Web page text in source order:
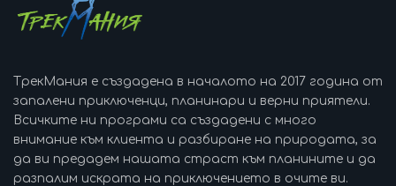
ТрекМания е създадена в началото на 2017 година от
запалени приключенци, планинари и верни приятели.
Всичките ни програми са създадени с много
внимание към клиента и разбиране на природата, за
да ви предадем нашата страст към планините и да
разпалим искрата на приключението в очите ви.